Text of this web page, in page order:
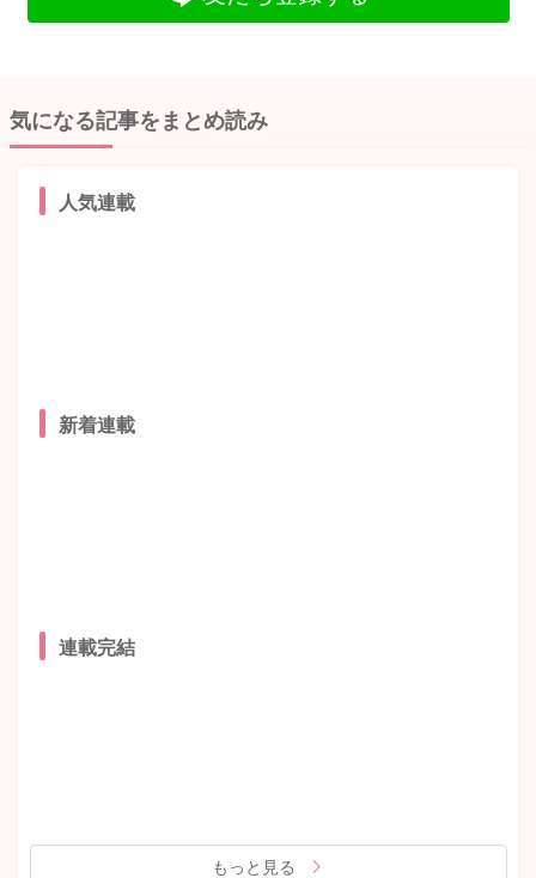
気になる記事をまとめ読み
人気連載
新着連載
連載完結
もっと見る